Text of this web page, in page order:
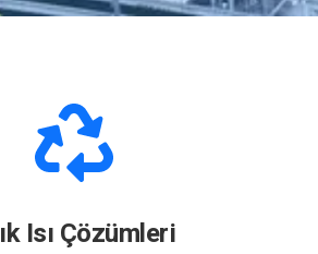
Isı Çözümleri